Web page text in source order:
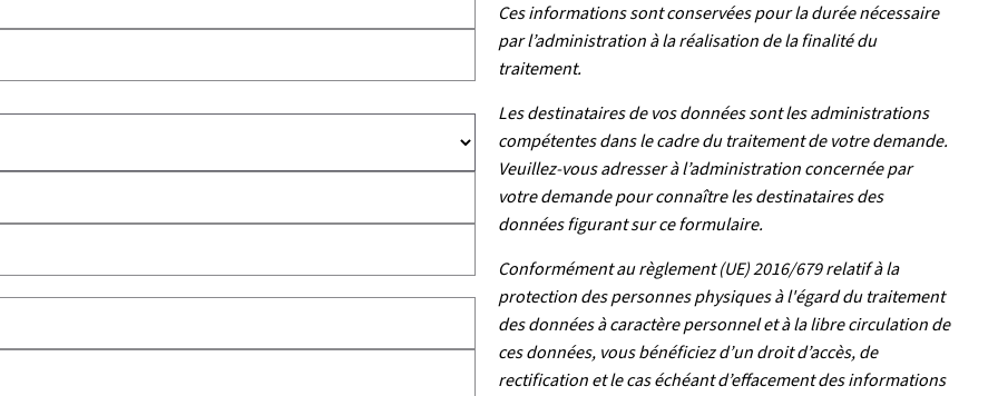
Ces informations sont conservées pour la durée nécessaire
par l’administration à la réalisation de la finalité du
traitement.
Les destinataires de vos données sont les administrations
compétentes dans le cadre du traitement de votre demande.
Veuillez-vous adresser à l’administration concernée par
votre demande pour connaître les destinataires des
données figurant sur ce formulaire.
Conformément au règlement (UE) 2016/679 relatif à la
protection des personnes physiques à l'égard du traitement
des données à caractère personnel et à la libre circulation de
ces données, vous bénéficiez d’un droit d’accès, de
rectification et le cas échéant d’effacement des informations